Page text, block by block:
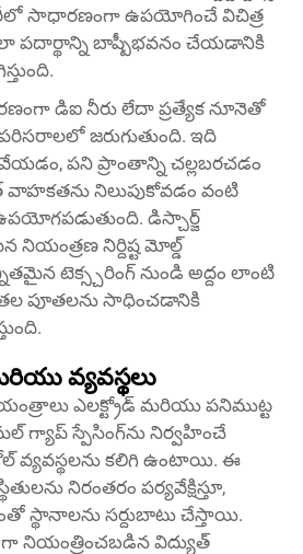
సాధారణంగా ఉపయోగించే విచిత్ర
పదార్థాన్ని బాష్పీభవనం చేయడానికి
డిఐ నీరు లేదా ప్రత్యేక నూనెతో
పరిసరాలలో జరుగుతుంది. ఇది
పని ప్రాంతాన్ని చల్లబరచడం
నిలుపుకోవడం వంటి
డిస్చార్జ్
నిర్దిష్ట మోల్డ్
టెక్స్చరింగ్ నుండి అద్దం లాంటి
పూతలను సాధించడానికి
వ్యవస్థలు
ఎలక్ట్రోడ్ మరియు పనిముట్ట
గ్యాప్ స్పేసింగ్‌ను నిర్వహించే
వ్యవస్థలను కలిగి ఉంటాయి. ఈ
నిరంతరం పర్యవేక్షిస్తూ,
స్థానాలను సర్దుబాటు చేస్తాయి.
నియంత్రించబడిన విద్యుత్